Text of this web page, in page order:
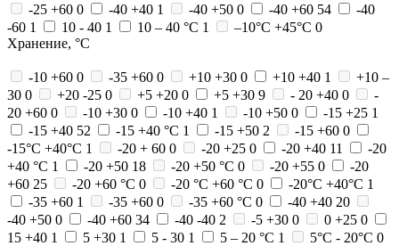
-25 +60 0 -40 +40 1 -40 +50 0 -40 +60 54
-40
-60 1 10 - 40 1 10 – 40 °С 1 –10°C +45°C 0
Хранение, °C
-10 +60 0 -35 +60 0 +10 +30 0 +10 +40 1
+10 –
30 0 +20 -25 0 +5 +20 0 +5 +30 9 - 20 +40 0
-
20 +60 0 -10 +30 0 -10 +40 1 -10 +50 0 -15 +25 1
-15 +40 52 -15 +40 °С 1 -15 +50 2 -15 +60 0
-15°С +40°С 1 -20 + 60 0 -20 +25 0 -20 +40 11
-20
+40 °С 1 -20 +50 18 -20 +50 °С 0 -20 +55 0
-20
+60 25 -20 +60 °С 0 -20 °С +60 °С 0 -20°С +40°С 1
-35 +60 1 -35 +60 0 -35 +60 °C 0 -40 +40 20
-40 +50 0 -40 +60 34 -40 -40 2 -5 +30 0 0 +25 0
15 +40 1 5 +30 1 5 - 30 1 5 – 20 °С 1 5°C - 20°C 0